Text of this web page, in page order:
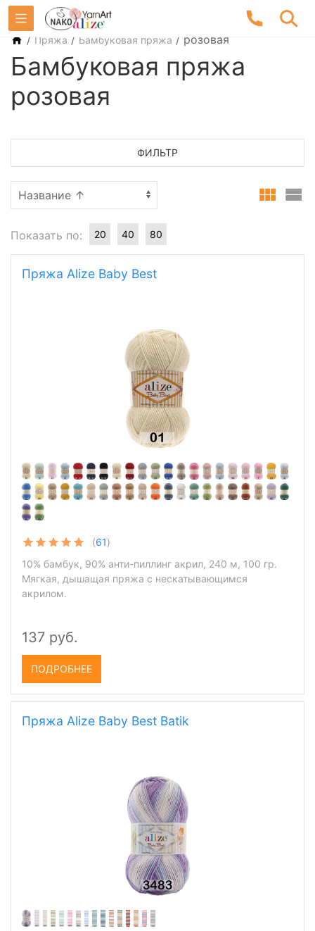
/ Пряжа / Бамбуковая пряжа / розовая
Бамбуковая пряжа
розовая
ФИЛЬТР
Показать по: 20 40 80
Пряжа Alize Baby Best
(61)
10% бамбук, 90% анти-пиллинг акрил, 240 м, 100 гр.
Мягкая, дышащая пряжа с нескатывающимся
акрилом.
137 руб.
ПОДРОБНЕЕ
Пряжа Alize Baby Best Batik